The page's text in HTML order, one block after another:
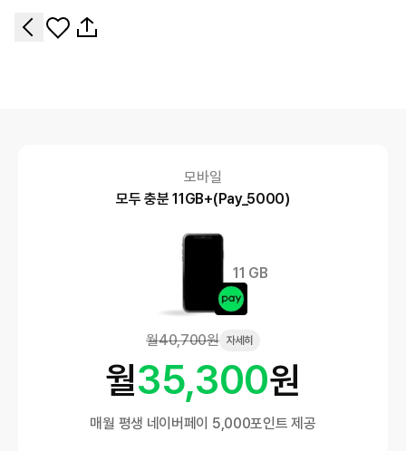
모바일
모두 충분 11GB+(Pay_5000)
11 GB
월40,700원 자세히
월35,300원
매월 평생 네이버페이 5,000포인트 제공